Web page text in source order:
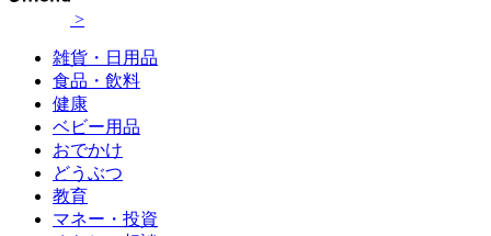
>
雑貨・日用品
食品・飲料
健康
ベビー用品
おでかけ
どうぶつ
教育
マネー・投資